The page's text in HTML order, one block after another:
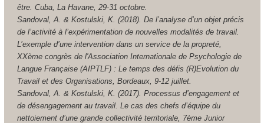
être. Cuba, La Havane, 29-31 octobre.
Sandoval, A. & Kostulski, K. (2018). De l’analyse d’un objet précis
de l’activité à l’expérimentation de nouvelles modalités de travail.
L’exemple d’une intervention dans un service de la propreté,
XXème congrès de l'Association Internationale de Psychologie de
Langue Française (AIPTLF) : Le temps des défis (R)Evolution du
Travail et des Organisations, Bordeaux, 9-12 juillet.
Sandoval, A. & Kostulski, K. (2017). Processus d’engagement et
de désengagement au travail. Le cas des chefs d’équipe du
nettoiement d’une grande collectivité territoriale, 7ème Junior